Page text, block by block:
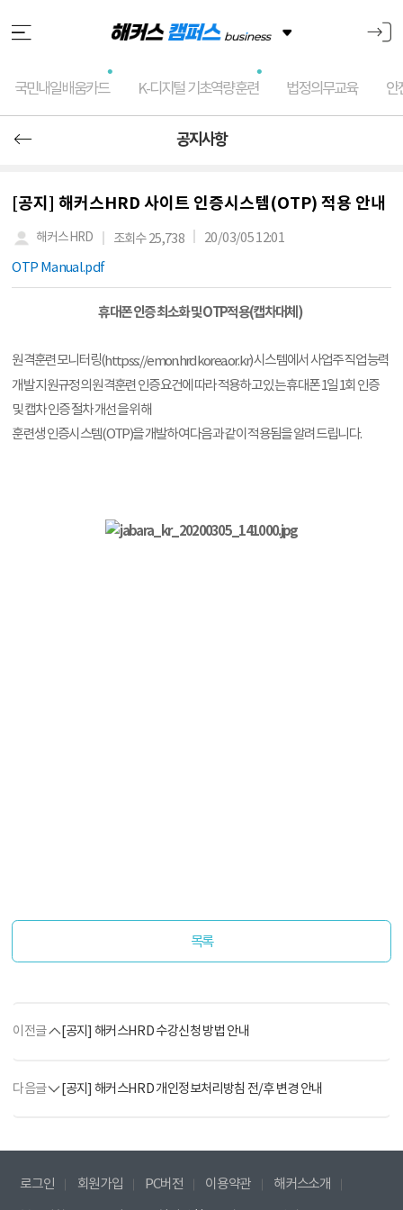
국민내일배움카드 K-디지털 기초역량훈련 법정의무교육 안
공지사항
[공지] 해커스HRD 사이트 인증시스템(OTP) 적용 안내
해커스HRD 조회수 25,738
20/03/05 12:01
OTP Manual.pdf
휴대폰 인증 최소화 및 OTP적용(캡차대체)
원격훈련모니터링(httpss://emon.hrdkorea.or.kr) 시스템에서 사업주 직업능력
개발 지원규정의 원격훈련 인증요건에 따라 적용하고 있는 휴대폰 1일 1회 인증
및 캡차 인증 절차 개선을 위해
훈련생 인증시스템(OTP)을 개발하여 다음과 같이 적용됨을 알려드립니다.
목록
이전글 [공지] 해커스HRD 수강신청 방법 안내
다음글 [공지] 해커스HRD 개인정보처리방침 전/후 변경 안내
로그인 회원가입 PC버전 이용약관 해커스소개